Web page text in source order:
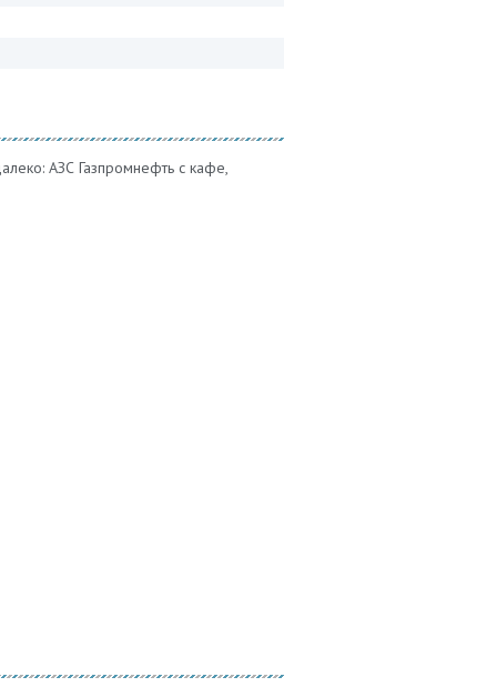
АЗС Газпромнефть с кафе,